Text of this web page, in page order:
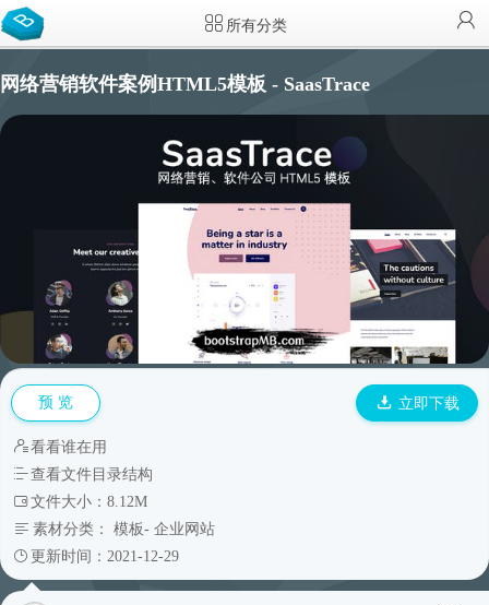
所有分类
网络营销软件案例HTML5模板 - SaasTrace
预 览 立即下载
看看谁在用
查看文件目录结构
文件大小：8.12M
素材分类： 模板- 企业网站
更新时间：2021-12-29